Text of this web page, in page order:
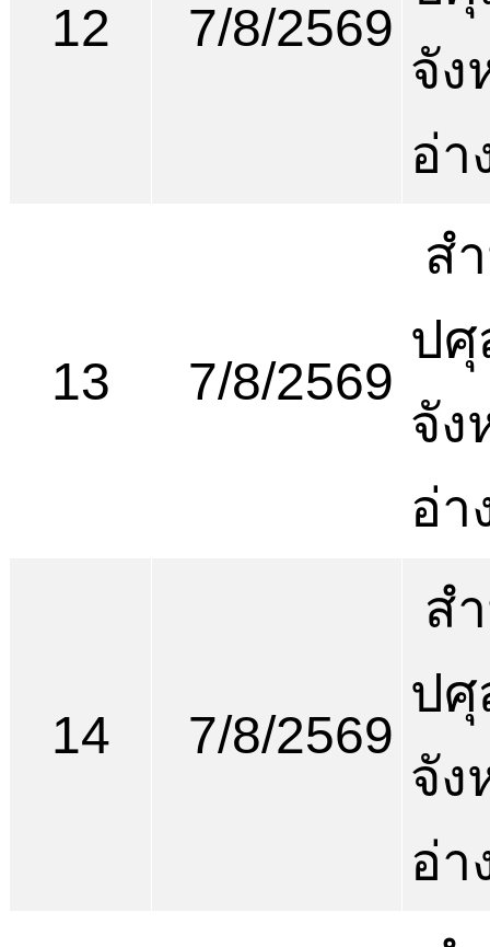
12 7/8/2569
จัง
อ่า
13 7/8/2569
ส
ปศุ
จัง
อ่า
14 7/8/2569
ส
ปศุ
จัง
อ่า